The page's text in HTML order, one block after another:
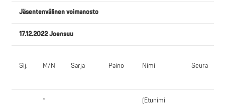
Jäsentenvälinen voimanosto
17.12.2022 Joensuu
Sij. M/N Sarja Paino Nimi Seura
*
(Etunimi